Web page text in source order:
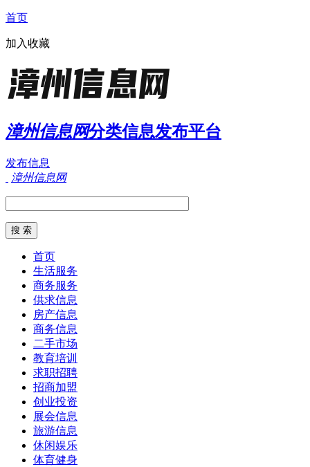
首页
加入收藏
漳州信息网分类信息发布平台
发布信息
漳州信息网
首页
生活服务
商务服务
供求信息
房产信息
商务信息
二手市场
教育培训
求职招聘
招商加盟
创业投资
展会信息
旅游信息
休闲娱乐
体育健身